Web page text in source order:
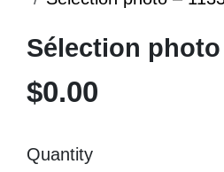
Sélection photo
$0.00
Quantity